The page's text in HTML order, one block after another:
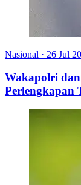
Nasional · 26 Jul
Wakapolri
Perlengkapan